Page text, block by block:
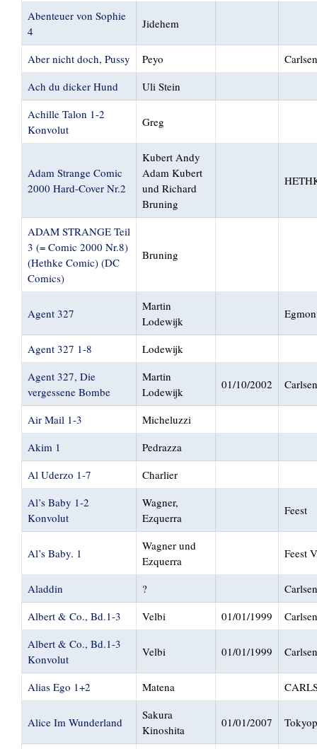
Abenteuer von Sophie
4
Jidehem
Aber nicht doch, Pussy Peyo
Ach du dicker Hund
Uli Stein
Achille Talon 1-2
Konvolut
Greg
Adam Strange Comic
2000 Hard-Cover Nr.2
Kubert Andy
Adam Kubert
und Richard
Bruning
ADAM STRANGE Teil
3 (= Comic 2000 Nr.8)
(Hethke Comic) (DC
Comics)
Bruning
Agent 327
Martin
Lodewijk
Agent 327 1-8
Lodewijk
Agent 327, Die
vergessene Bombe
Martin
Lodewijk
01/10/2002 Carlsen
Air Mail 1-3
Micheluzzi
Akim 1
Pedrazza
Al Uderzo 1-7
Charlier
Al’s Baby 1-2
Konvolut
Wagner,
Ezquerra
Feest
Al’s Baby. 1
Wagner und
Ezquerra
Feest
Aladdin ?
Albert & Co., Bd.1-3
Velbi 01/01/1999
Carlsen
Albert & Co., Bd.1-3
Konvolut
Velbi 01/01/1999 Carlsen
Alias Ego 1+2 Matena
Alice Im Wunderland
Sakura
Kinoshita
01/01/2007